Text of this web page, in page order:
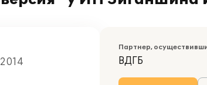
Партнер,
ВДГБ